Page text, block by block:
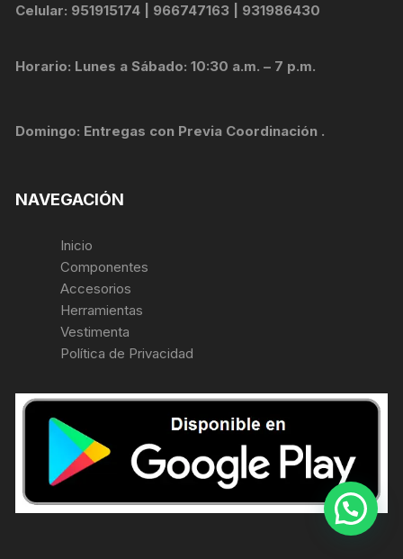
Celular: 951915174 | 966747163 | 931986430
Horario: Lunes a Sábado: 10:30 a.m. – 7 p.m.
Domingo: Entregas con Previa Coordinación .
NAVEGACIÓN
Inicio
Componentes
Accesorios
Herramientas
Vestimenta
Política de Privacidad